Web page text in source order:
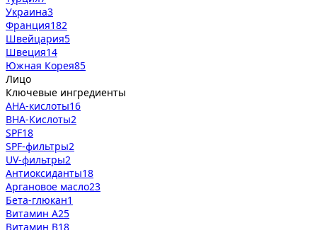
Украина3
Франция182
Швейцария5
Швеция14
Южная Корея85
Лицо
Ключевые ингредиенты
AHA-кислоты16
BHA-Кислоты2
SPF18
SPF-фильтры2
UV-фильтры2
Антиоксиданты18
Аргановое масло23
Бета-глюкан1
Витамин А25
Витамин В18